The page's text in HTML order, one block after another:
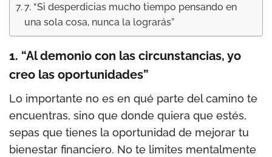
7. “Si desperdicias mucho tiempo pensando en
una sola cosa, nunca la lograrás”
1. “Al demonio con las circunstancias, yo
creo las oportunidades”
Lo importante no es en qué parte del camino te
encuentras, sino que donde quiera que estés,
sepas que tienes la oportunidad de mejorar tu
bienestar financiero. No te limites mentalmente